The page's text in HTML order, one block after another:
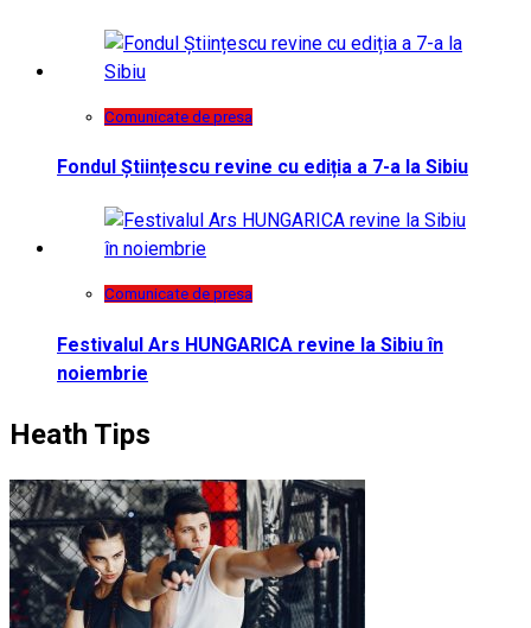
Comunicate de presa
Fondul Științescu revine cu ediția a 7-a la Sibiu
Comunicate de presa
Festivalul Ars HUNGARICA revine la Sibiu în
noiembrie
Heath Tips